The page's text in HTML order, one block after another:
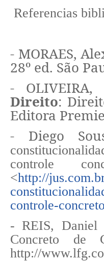
Referencias
- MORAES,
28º ed. São
-
Direito:
Editora
- Diego
controle
<http://
controle-
- REIS, Daniel
Concreto de
http://